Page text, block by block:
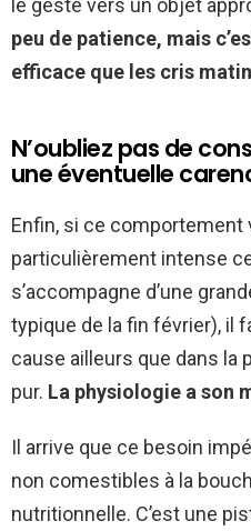
le geste vers un objet
peu de patience, mais
efficace que les cris
N’oubliez pas de
une éventuelle
Enfin, si ce comportement
particulièrement intense
s’accompagne d’une
typique de la fin février), il
cause ailleurs que dans la
pur. La physiologie a son
Il arrive que ce besoin
non comestibles à la
nutritionnelle. C’est une